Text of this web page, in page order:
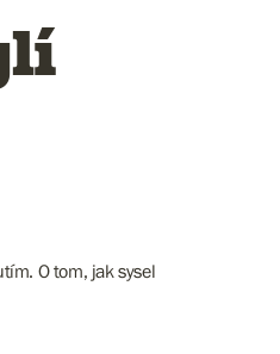
O tom, jak sysel